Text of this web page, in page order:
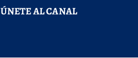
ÚNETE AL CANAL